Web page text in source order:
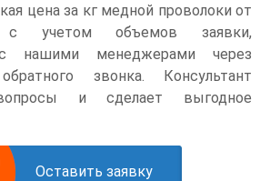
цена за кг медной проволоки от
с учетом объемов заявки,
с нашими менеджерами через
звонка. Консультант
и сделает выгодное
Оставить заявку